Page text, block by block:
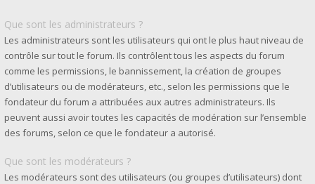
Que sont les administrateurs ?
Les administrateurs sont les utilisateurs qui ont le plus haut niveau de
contrôle sur tout le forum. Ils contrôlent tous les aspects du forum
comme les permissions, le bannissement, la création de groupes
d’utilisateurs ou de modérateurs, etc., selon les permissions que le
fondateur du forum a attribuées aux autres administrateurs. Ils
peuvent aussi avoir toutes les capacités de modération sur l’ensemble
des forums, selon ce que le fondateur a autorisé.
Que sont les modérateurs ?
Les modérateurs sont des utilisateurs (ou groupes d’utilisateurs) dont